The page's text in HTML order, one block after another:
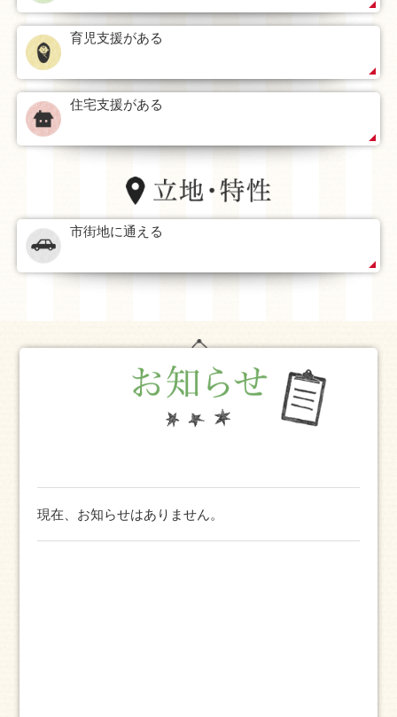
育児支援がある
住宅支援がある
市街地に通える
現在、お知らせはありません。